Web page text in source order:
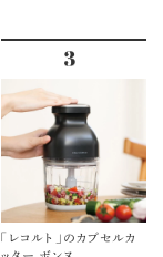
「レコルト」のカプセルカ